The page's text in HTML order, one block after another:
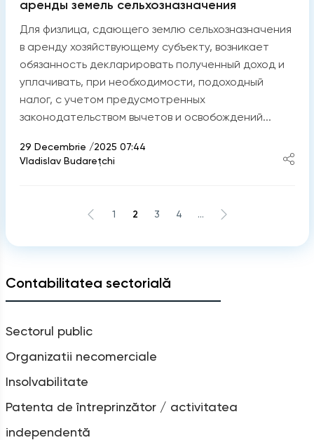
Contabilitatea sectorială
Sectorul public
Organizatii necomerciale
Insolvabilitate
Patenta de întreprinzător / activitatea
independentă
аренды земель сельхозназначения
Для физлица, сдающего землю сельхозназначения
в аренду хозяйствующему субъекту, возникает
обязанность декларировать полученный доход и
уплачивать, при необходимости, подоходный
налог, с учетом предусмотренных
законодательством вычетов и освобождений...
29 Decembrie /2025 07:44
Vladislav Budarețchi
1 2 3 4 ...